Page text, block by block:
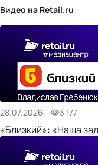
Видео на Retail.ru
28.07.2026 3 177
«Близкий»: «Наша